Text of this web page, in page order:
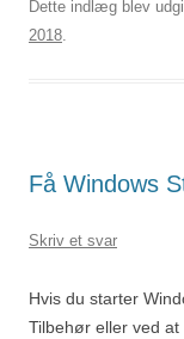
Dette indlæg blev
2018
Få Windows
Skriv et svar
Hvis du starter
Tilbehør eller ved